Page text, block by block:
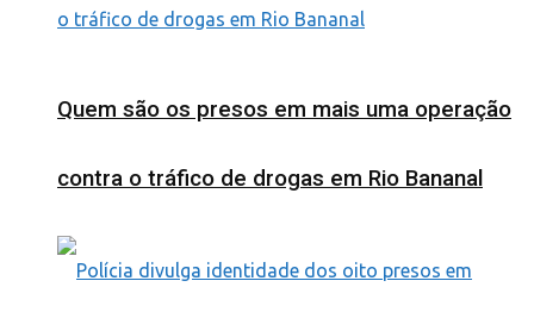
Quem são os presos em mais uma operação
contra o tráfico de drogas em Rio Bananal